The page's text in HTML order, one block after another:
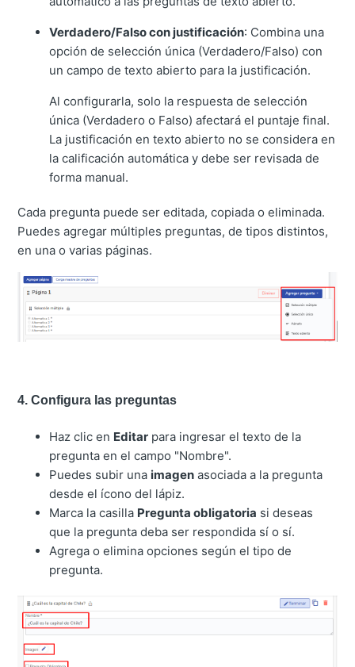
Verdadero/Falso con justificación: Combina una
opción de selección única (Verdadero/Falso) con
un campo de texto abierto para la justificación.
Al configurarla, solo la respuesta de selección
única (Verdadero o Falso) afectará el puntaje final.
La justificación en texto abierto no se considera en
la calificación automática y debe ser revisada de
forma manual.
Cada pregunta puede ser editada, copiada o eliminada.
Puedes agregar múltiples preguntas, de tipos distintos,
en una o varias páginas.
4. Configura las preguntas
Haz clic en Editar para ingresar el texto de la
pregunta en el campo "Nombre".
Puedes subir una imagen asociada a la pregunta
desde el ícono del lápiz.
Marca la casilla Pregunta obligatoria si deseas
que la pregunta deba ser respondida sí o sí.
Agrega o elimina opciones según el tipo de
pregunta.